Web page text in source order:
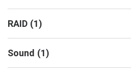
RAID (1)
Sound (1)